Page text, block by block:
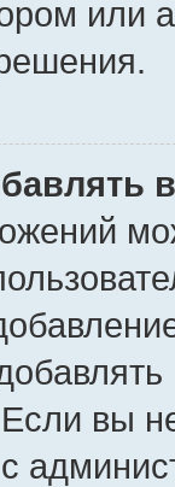
или
вы